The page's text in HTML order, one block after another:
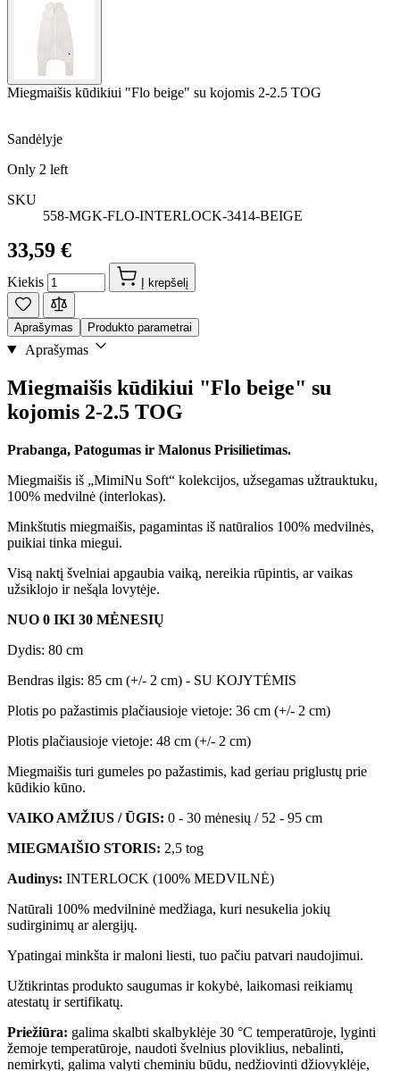
Miegmaišis kūdikiui "Flo beige" su kojomis 2-2.5 TOG
Sandėlyje
Only 2 left
SKU
558-MGK-FLO-INTERLOCK-3414-BEIGE
33,59 €
Kiekis Į krepšelį
Aprašymas Produkto parametrai
Aprašymas
Miegmaišis kūdikiui "Flo beige" su
kojomis 2-2.5 TOG
Prabanga, Patogumas ir Malonus Prisilietimas.
Miegmaišis iš „MimiNu Soft“ kolekcijos, užsegamas užtrauktuku,
100% medvilnė (interlokas).
Minkštutis miegmaišis, pagamintas iš natūralios 100% medvilnės,
puikiai tinka miegui.
Visą naktį švelniai apgaubia vaiką, nereikia rūpintis, ar vaikas
užsiklojo ir nešąla lovytėje.
NUO 0 IKI 30 MĖNESIŲ
Dydis: 80 cm
Bendras ilgis: 85 cm (+/- 2 cm) - SU KOJYTĖMIS
Plotis po pažastimis plačiausioje vietoje: 36 cm (+/- 2 cm)
Plotis plačiausioje vietoje: 48 cm (+/- 2 cm)
Miegmaišis turi gumeles po pažastimis, kad geriau priglustų prie
kūdikio kūno.
VAIKO AMŽIUS / ŪGIS: 0 - 30 mėnesių / 52 - 95 cm
MIEGMAIŠIO STORIS: 2,5 tog
Audinys: INTERLOCK (100% MEDVILNĖ)
Natūrali 100% medvilninė medžiaga, kuri nesukelia jokių
sudirginimų ar alergijų.
Ypatingai minkšta ir maloni liesti, tuo pačiu patvari naudojimui.
Užtikrintas produkto saugumas ir kokybė, laikomasi reikiamų
atestatų ir sertifikatų.
Priežiūra: galima skalbti skalbyklėje 30 °C temperatūroje, lyginti
žemoje temperatūroje, naudoti švelnius ploviklius, nebalinti,
nemirkyti, galima valyti cheminiu būdu, nedžiovinti džiovyklėje,